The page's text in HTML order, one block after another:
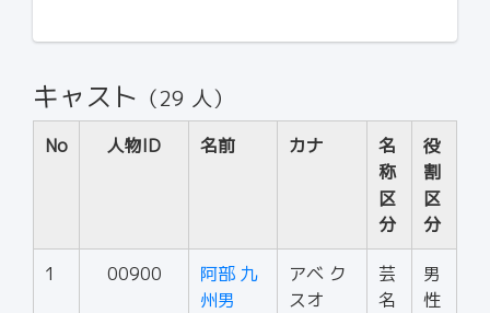
キャスト （29 人）
No 人物ID 名前 カナ
名
称
区
分
役
割
区
分
1 00900
阿部 九
州男
アベ ク
スオ
芸
名
男
性